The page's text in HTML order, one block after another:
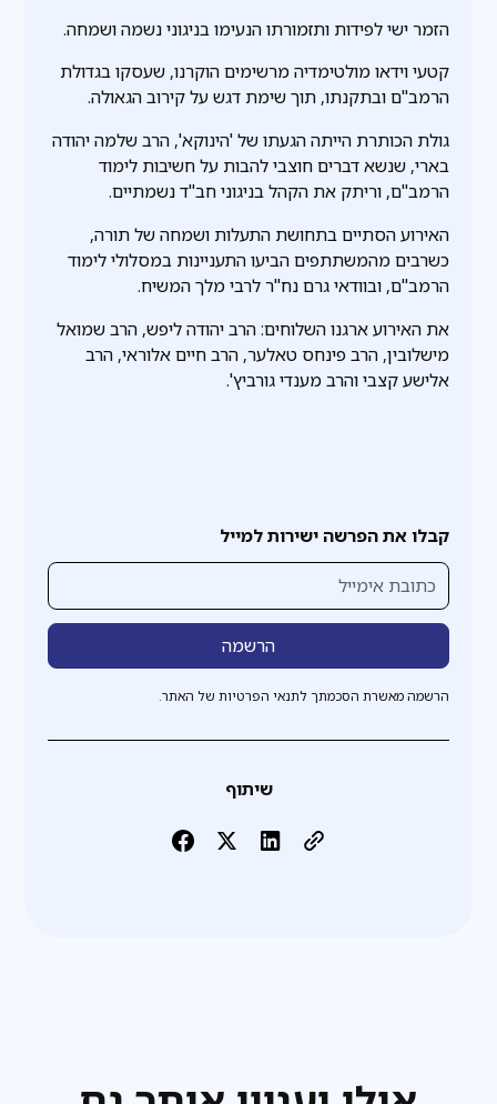
קבלו את הפרשה ישירות למייל
הרשמה מאשרת הסכמתך לתנאי הפרטיות של האתר.
שיתוף
הזמר ישי לפידות ותזמורתו הנעימו בניגוני נשמה ושמחה.
קטעי וידאו מולטימדיה מרשימים הוקרנו, שעסקו בגדולת
הרמב"ם ובתקנתו, תוך שימת דגש על קירוב הגאולה.
גולת הכותרת הייתה הגעתו של 'הינוקא', הרב שלמה יהודה
בארי, שנשא דברים חוצבי להבות על חשיבות לימוד
הרמב"ם, וריתק את הקהל בניגוני חב"ד נשמתיים.
האירוע הסתיים בתחושת התעלות ושמחה של תורה,
כשרבים מהמשתתפים הביעו התעניינות במסלולי לימוד
הרמב"ם, ובוודאי גרם נח"ר לרבי מלך המשיח.
את האירוע ארגנו השלוחים: הרב יהודה ליפש, הרב שמואל
מישלובין, הרב פינחס טאלער, הרב חיים אלוראי, הרב
אלישע קצבי והרב מענדי גורביץ'.